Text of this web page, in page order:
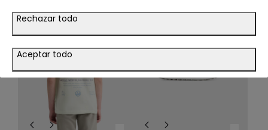
Rechazar todo
Aceptar todo